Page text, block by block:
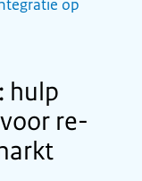
op
hulp
re-